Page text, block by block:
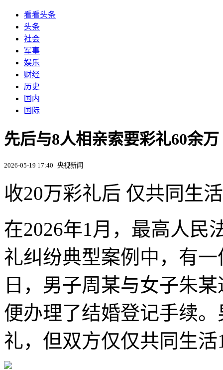
看看头条
头条
社会
军事
娱乐
财经
历史
国内
国际
先后与8人相亲索要彩礼60余
2026-05-19 17:40 央视新闻
收20万彩礼后 仅共同生
在2026年1月，最高人民
礼纠纷典型案例中，有
日，男子周某与女子朱
便办理了结婚登记手续
礼，但双方仅仅共同生